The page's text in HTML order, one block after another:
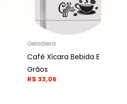
Geladeira
Café Xícara Bebida E
Grãos
R$ 33,06